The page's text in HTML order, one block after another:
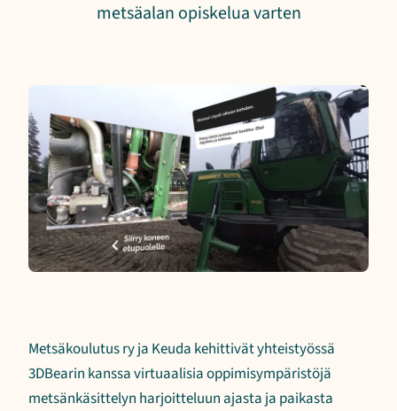
metsäalan opiskelua varten
Metsäkoulutus ry ja Keuda kehittivät yhteistyössä
3DBearin kanssa virtuaalisia oppimisympäristöjä
metsänkäsittelyn harjoitteluun ajasta ja paikasta